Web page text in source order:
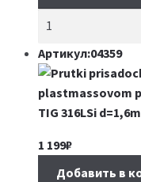
Артикул:04359
TIG 316LSi
1 199₽
Добавить в